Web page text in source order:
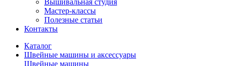
Вышивальная студия
Мастер-классы
Полезные статьи
Контакты
Каталог
Швейные машины и аксессуары
Швейные машины